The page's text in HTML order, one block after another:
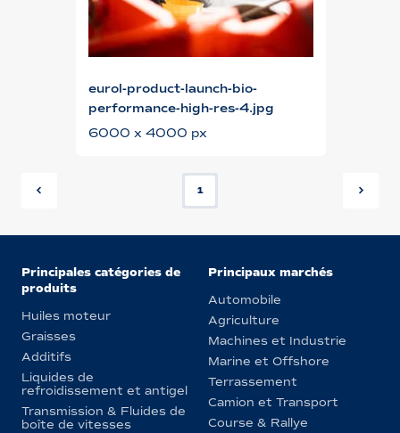
eurol-product-launch-bio-
performance-high-res-4.jpg
6000 x 4000 px
1
Principales catégories de
produits
Huiles moteur
Graisses
Additifs
Liquides de
refroidissement et antigel
Transmission & Fluides de
boîte de vitesses
Principaux marchés
Automobile
Agriculture
Machines et Industrie
Marine et Offshore
Terrassement
Camion et Transport
Course & Rallye